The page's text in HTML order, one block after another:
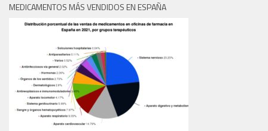
MEDICAMENTOS MÁS VENDIDOS EN ESPAÑA